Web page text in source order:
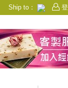
Ship to：
香港
澳門